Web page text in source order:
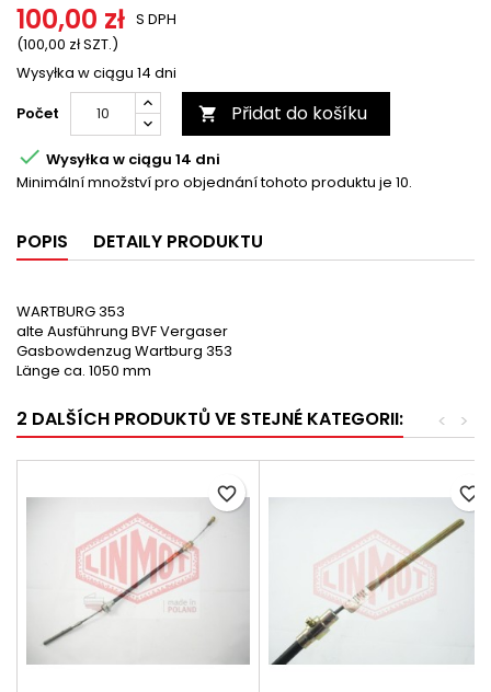
100,00 zł
(100,00 zł SZT.)
S DPH
Wysyłka w ciągu 14 dni
Počet
 Přidat do košíku
 Wysyłka w ciągu 14 dni
Minimální množství pro objednání tohoto produktu je 10.
POPIS DETAILY PRODUKTU
WARTBURG 353
alte Ausführung BVF Vergaser
Gasbowdenzug Wartburg 353
Länge ca. 1050 mm
2 DALŠÍCH PRODUKTŮ VE STEJNÉ KATEGORII: >
<
favorite_border favorite_border